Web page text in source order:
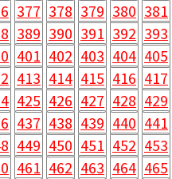
377 378 379 380 381
389 390 391 392 393
401 402 403 404 405
413 414 415 416 417
425 426 427 428 429
437 438 439 440 441
449 450 451 452 453
461 462 463 464 465